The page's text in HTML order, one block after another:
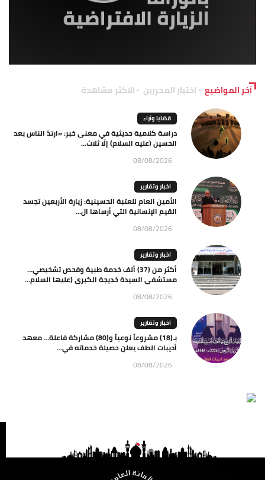
آخر المواضيع اختيار المحررين الاكثر مشاهدة
قضايا وآراء
دراسة كلامية حديثية في معنى خبر: «ارتدّ الناس بعد
الحسين (عليه السلام) إلّا ثلاث...
08/08/2026
اخبار وتقارير
الأمين العام للعتبة الحسينية: زيارة الأربعين تجسد
القيم الإنسانية التي أرساها ال...
08/08/2026
اخبار وتقارير
أكثر من (37) ألف خدمة طبية وفحص تشخيصي…
مستشفى السيدة خديجة الكبرى (عليها السلام...
08/08/2026
اخبار وتقارير
بـ(18) مشروعاً نوعياً و(80) مشاركة فاعلة… معهد
أديبات الطف يعلن حصيلة خدماته في...
08/08/2026